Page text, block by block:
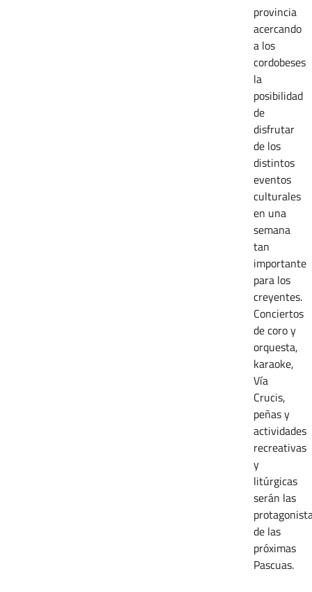
provincia
acercando
a los
cordobeses
la
posibilidad
de
disfrutar
de los
distintos
eventos
culturales
en una
semana
tan
importante
para los
creyentes.
Conciertos
de coro y
orquesta,
karaoke,
Vía
Crucis,
peñas y
actividades
recreativas
y
litúrgicas
serán las
de las
próximas
Pascuas.